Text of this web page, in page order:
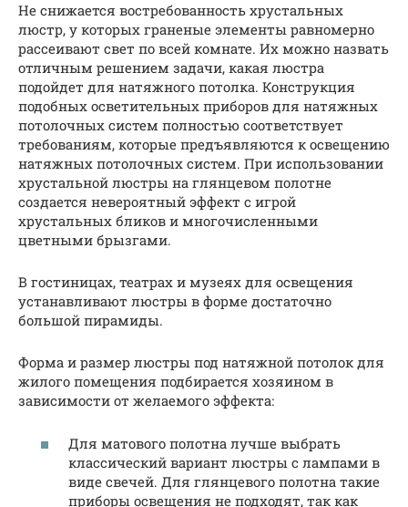
Не снижается востребованность хрустальных
люстр, у которых граненые элементы равномерно
рассеивают свет по всей комнате. Их можно назвать
отличным решением задачи, какая люстра
подойдет для натяжного потолка. Конструкция
подобных осветительных приборов для натяжных
потолочных систем полностью соответствует
требованиям, которые предъявляются к освещению
натяжных потолочных систем. При использовании
хрустальной люстры на глянцевом полотне
создается невероятный эффект с игрой
хрустальных бликов и многочисленными
цветными брызгами.
В гостиницах, театрах и музеях для освещения
устанавливают люстры в форме достаточно
большой пирамиды.
Форма и размер люстры под натяжной потолок для
жилого помещения подбирается хозяином в
зависимости от желаемого эффекта:
Для матового полотна лучше выбрать
классический вариант люстры с лампами в
виде свечей. Для глянцевого полотна такие
приборы освещения не подходят, так как